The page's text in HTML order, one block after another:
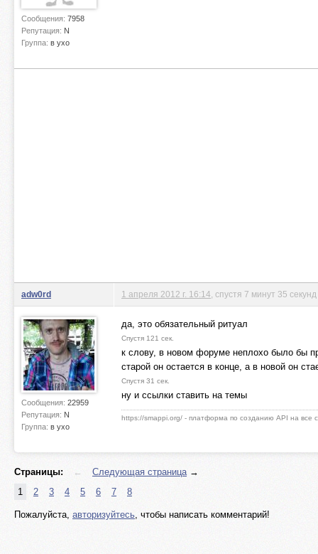
Сообщения: 7958
Репутация: N
Группа: в ухо
adw0rd
Сообщения: 22959
Репутация: N
Группа: в ухо
1 апреля 2012 г. 16:14 , спустя 7 минут 35 секунд
да, это обязательный ритуал
Спустя 121 сек.
к слову, в новом форуме неплохо было бы
старой он остается в конце, а в новой он
Спустя 31 сек.
ну и ссылки ставить на темы
https://smappi.org/ - платформа по созданию API на все
Страницы: ← Следующая страница→
1
2 3 4 5 6 7 8
Пожалуйста, авторизуйтесь, чтобы написать комментарий!